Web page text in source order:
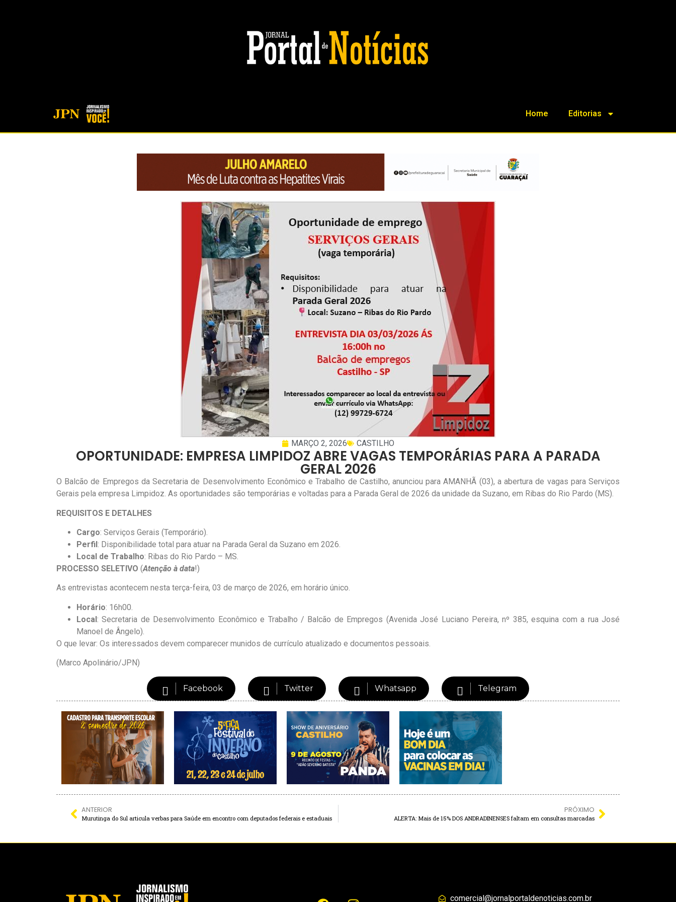
Home Editorias
MARÇO 2, 2026 CASTILHO
OPORTUNIDADE: EMPRESA LIMPIDOZ ABRE VAGAS TEMPORÁRIAS PARA A PARADA
GERAL 2026
O Balcão de Empregos da Secretaria de Desenvolvimento Econômico e Trabalho de Castilho, anunciou para AMANHÃ (03), a abertura de vagas para Serviços
Gerais pela empresa Limpidoz. As oportunidades são temporárias e voltadas para a Parada Geral de 2026 da unidade da Suzano, em Ribas do Rio Pardo (MS).
REQUISITOS E DETALHES
Cargo: Serviços Gerais (Temporário).
Perfil: Disponibilidade total para atuar na Parada Geral da Suzano em 2026.
Local de Trabalho: Ribas do Rio Pardo – MS.
PROCESSO SELETIVO (Atenção à data!)
As entrevistas acontecem nesta terça-feira, 03 de março de 2026, em horário único.
Horário: 16h00.
Local: Secretaria de Desenvolvimento Econômico e Trabalho / Balcão de Empregos (Avenida José Luciano Pereira, nº 385, esquina com a rua José
Manoel de Ângelo).
O que levar: Os interessados devem comparecer munidos de currículo atualizado e documentos pessoais.
(Marco Apolinário/JPN)
Facebook Twitter Whatsapp Telegram
ANTERIOR
Murutinga do Sul articula verbas para Saúde em encontro com deputados federais e estaduais
PRÓXIMO
ALERTA: Mais de 15% DOS ANDRADINENSES faltam em consultas marcadas
comercial@jornalportaldenoticias.com.br